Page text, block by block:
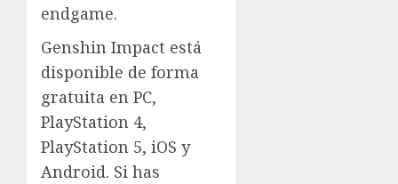
endgame.
Genshin Impact está
disponible de forma
gratuita en PC,
PlayStation 4,
PlayStation 5, iOS y
Android. Si has